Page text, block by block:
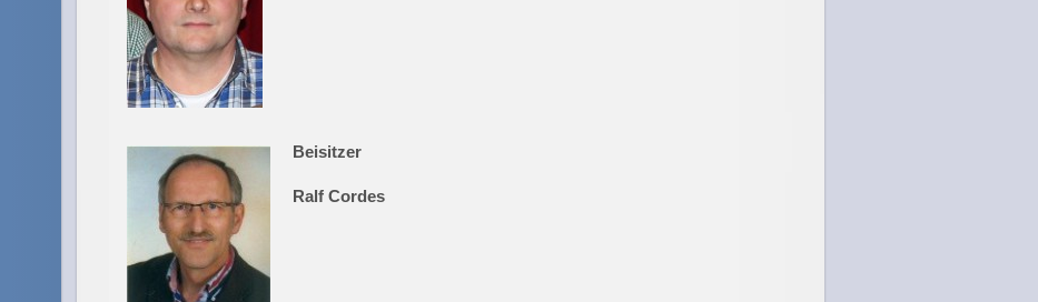
Beisitzer
Ralf Cordes